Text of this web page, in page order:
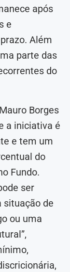
após
e
Além
parte das
do
Borges
a iniciativa é
e tem um
do
Fundo.
ser
situação de
ou uma